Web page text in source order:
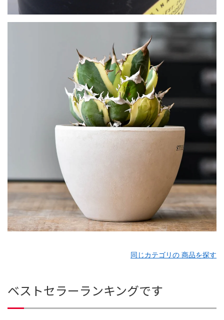
同じカテゴリの 商品を探す
ベストセラーランキングです